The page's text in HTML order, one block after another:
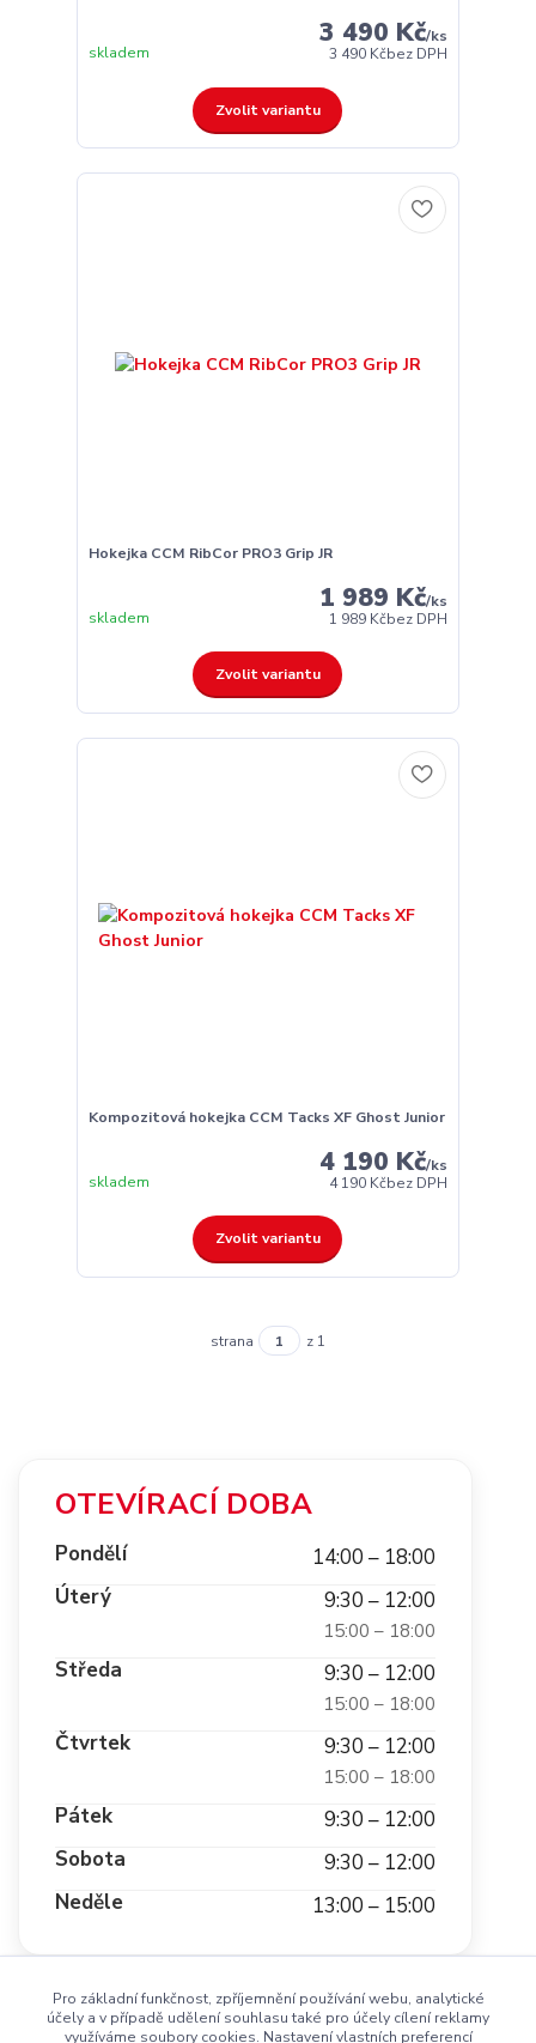
3 490 Kč/ks
3 490 Kčbez DPH
skladem
Zvolit variantu
Hokejka CCM RibCor PRO3 Grip JR
1 989 Kč/ks
1 989 Kčbez DPH
skladem
Zvolit variantu
Kompozitová hokejka CCM Tacks XF Ghost Junior
4 190 Kč/ks
4 190 Kčbez DPH
skladem
Zvolit variantu
strana z 1
OTEVÍRACÍ DOBA
Pondělí
14:00 – 18:00
Úterý
9:30 – 12:00
15:00 – 18:00
Středa 9:30 – 12:00
15:00 – 18:00
Čtvrtek 9:30 – 12:00
15:00 – 18:00
Pátek
9:30 – 12:00
Sobota
9:30 – 12:00
Neděle
13:00 – 15:00
Pro základní funkčnost, zpříjemnění používání webu, analytické
účely a v případě udělení souhlasu také pro účely cílení reklamy
využíváme soubory cookies. Nastavení vlastních preferencí